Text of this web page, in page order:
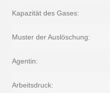
Kapazität des Gases:
Muster der Auslöschung:
Agentin:
Arbeitsdruck: